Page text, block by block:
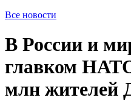
Все новости
В России и
главком
млн жителей